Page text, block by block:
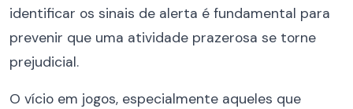
identificar os sinais de alerta é fundamental para
prevenir que uma atividade prazerosa se torne
prejudicial.
O vício em jogos, especialmente aqueles que